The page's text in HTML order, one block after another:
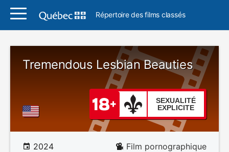
Répertoire des films classés
Tremendous Lesbian Beauties
SEXUALITÉ
EXPLICITE
2024 Film pornographique